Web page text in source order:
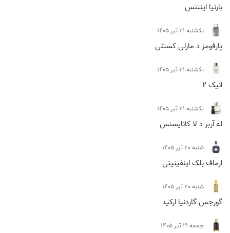
بارنیا اینتنس
يكشنبه 21 تیر 1405
پارفومز د مارلی کستلی
يكشنبه 21 تیر 1405
انیک 2
يكشنبه 21 تیر 1405
له آربر د لا کانایسنس
شنبه 20 تیر 1405
ارماف بلک اینفینیتی
شنبه 20 تیر 1405
گورجس گاردنیا ارکید
جمعه 19 تیر 1405